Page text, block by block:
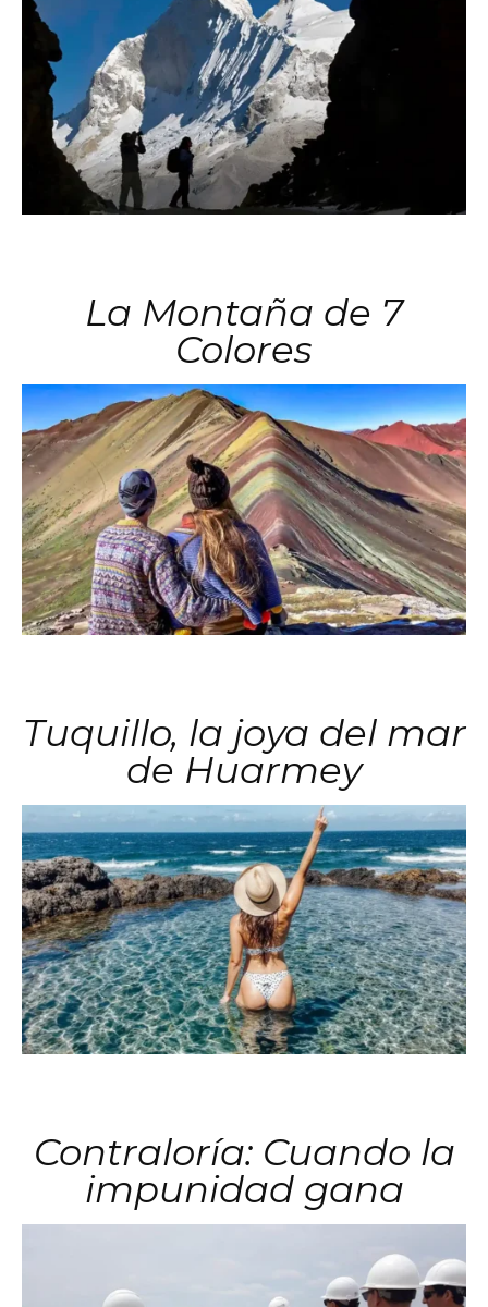
La Montaña de 7
Colores
Tuquillo, la joya del mar
de Huarmey
Contraloría: Cuando la
impunidad gana